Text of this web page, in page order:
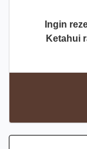
Ingin
Ketahui